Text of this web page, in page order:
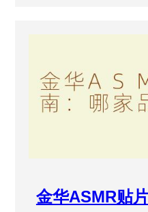
金华ASMR贴